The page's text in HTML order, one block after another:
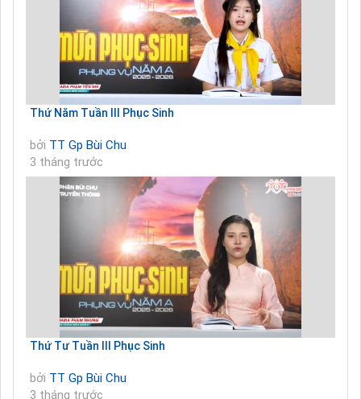
Thứ Năm Tuần III Phục Sinh
bởi TT Gp Bùi Chu
3 tháng trước
Thứ Tư Tuần III Phục Sinh
bởi TT Gp Bùi Chu
3 tháng trước